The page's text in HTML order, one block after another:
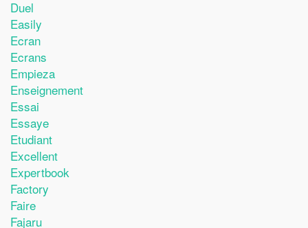
Duel
Easily
Ecran
Ecrans
Empieza
Enseignement
Essai
Essaye
Etudiant
Excellent
Expertbook
Factory
Faire
Fajaru